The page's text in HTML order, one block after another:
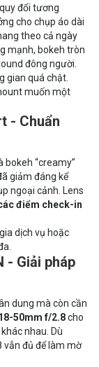
đổi tương
cho chụp áo dài
theo cả ngày
mạnh, bokeh tròn
đông người.
gian quá chật.
muốn một
- Chuẩn
bokeh “creamy”
giảm đáng kể
ngoại cảnh. Lens
điểm check-in
dịch vụ hoặc
- Giải pháp
dung mà còn cần
50mm f/2.8cho
nhau. Dù
vẫn đủ để làm mờ